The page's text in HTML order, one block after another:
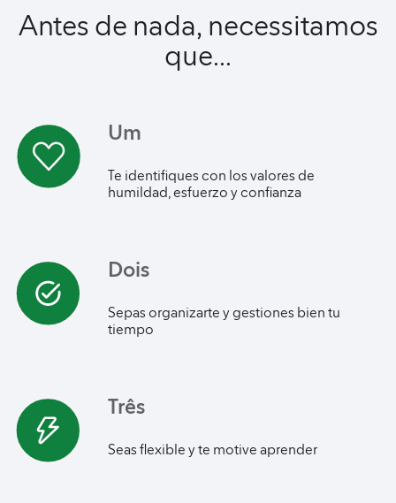
Antes de nada, necessitamos
que...
Um
Te identifiques con los valores de
humildad, esfuerzo y confianza
Dois
Sepas organizarte y gestiones bien tu
tiempo
Três
Seas flexible y te motive aprender